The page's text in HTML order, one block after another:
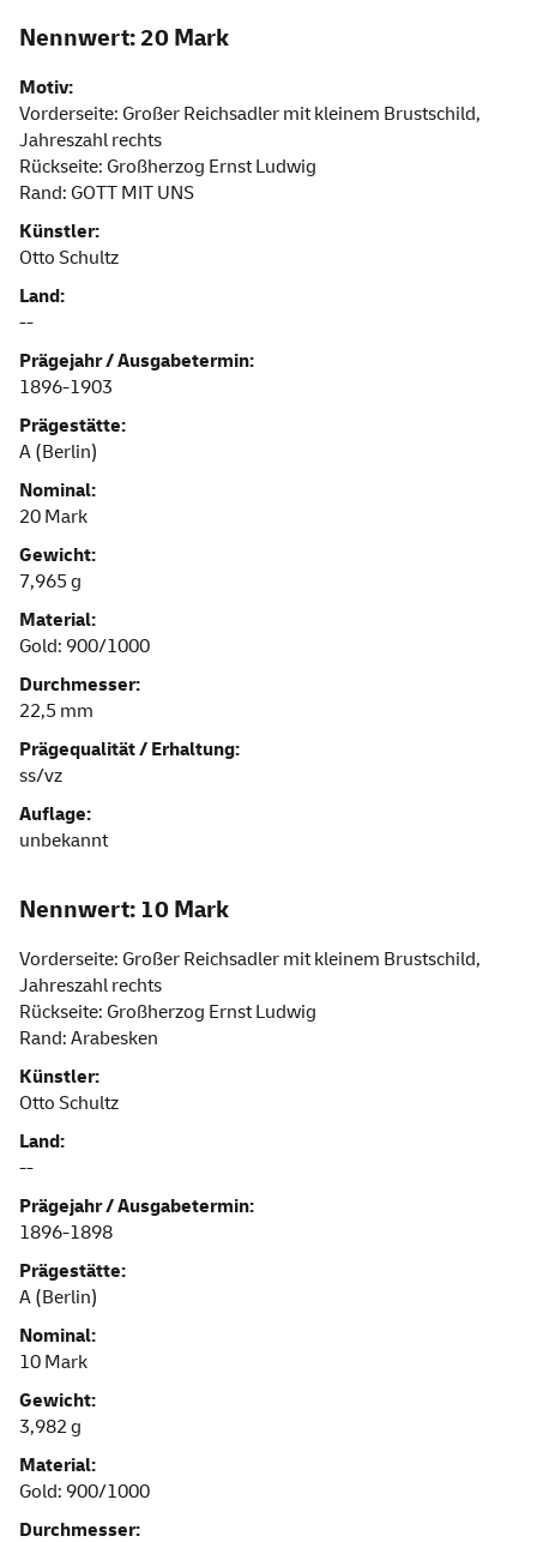
Nennwert: 20 Mark
Motiv:
Vorderseite: Großer Reichsadler mit kleinem Brustschild,
Jahreszahl rechts
Rückseite: Großherzog Ernst Ludwig
Rand: GOTT MIT UNS
Künstler:
Otto Schultz
Land:
--
Prägejahr / Ausgabetermin:
1896-1903
Prägestätte:
A (Berlin)
Nominal:
20 Mark
Gewicht:
7,965 g
Material:
Gold: 900/1000
Durchmesser:
22,5 mm
Prägequalität / Erhaltung:
ss/vz
Auflage:
unbekannt
Nennwert: 10 Mark
Vorderseite: Großer Reichsadler mit kleinem Brustschild,
Jahreszahl rechts
Rückseite: Großherzog Ernst Ludwig
Rand: Arabesken
Künstler:
Otto Schultz
Land:
--
Prägejahr / Ausgabetermin:
1896-1898
Prägestätte:
A (Berlin)
Nominal:
10 Mark
Gewicht:
3,982 g
Material:
Gold: 900/1000
Durchmesser: